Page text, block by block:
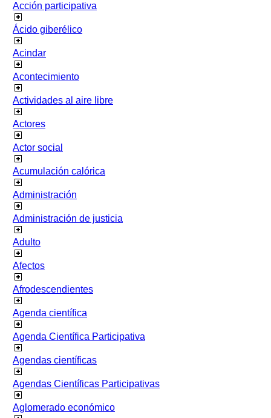
Acción participativa
Ácido giberélico
Acindar
Acontecimiento
Actividades al aire libre
Actores
Actor social
Acumulación calórica
Administración
Administración de justicia
Adulto
Afectos
Afrodescendientes
Agenda científica
Agenda Científica Participativa
Agendas científicas
Agendas Científicas Participativas
Aglomerado económico